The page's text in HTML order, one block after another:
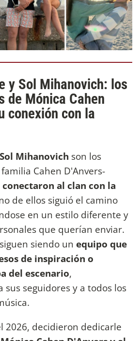
y Sol Mihanovich: los
de Mónica Cahen
conexión con la
Mihanovich son los
Cahen D'Anvers-
conectaron al clan con la
de ellos siguió el camino
en un estilo diferente y
que querían enviar.
siendo un equipo que
de inspiración o
del escenario,
sus seguidores y a todos los
2026, decidieron dedicarle